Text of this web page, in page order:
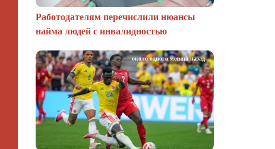
Работодателям перечислили нюансы
найма людей с инвалидностью
около одного месяца назад